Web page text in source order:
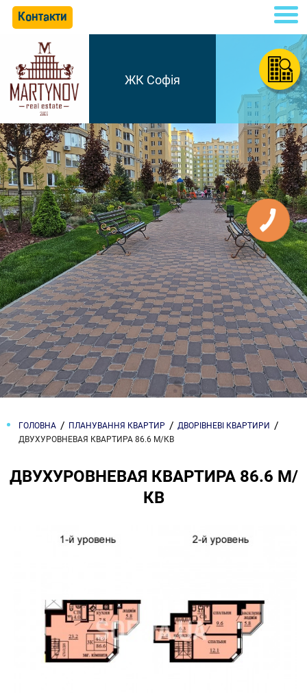
Контакти
ЖК Софія
ГОЛОВНА ПЛАНУВАННЯ КВАРТИР
ДВОРІВНЕВІ КВАРТИРИ
ДВУХУРОВНЕВАЯ КВАРТИРА 86.6 М/КВ
ДВУХУРОВНЕВАЯ КВАРТИРА 86.6 М/
КВ